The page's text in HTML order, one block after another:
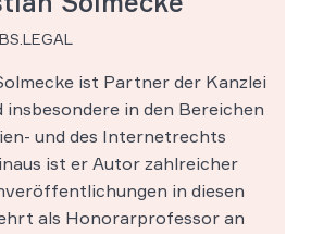
ist Partner der Kanzlei
insbesondere in den Bereichen
und des Internetrechts
ist er Autor zahlreicher
in diesen
als Honorarprofessor an